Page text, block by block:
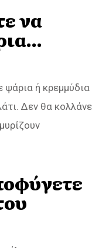
να
ψάρια ή κρεμμύδια
Δεν θα κολλάνε